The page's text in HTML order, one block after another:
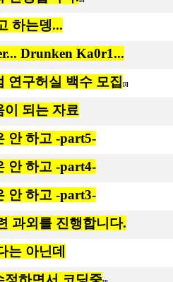
하는뎅...
Drunken Ka0r1...
연구허실 백수 모집 [1]
이 되는 자료
안 하고 -part5-
안 하고 -part4-
안 하고 -part3-
과외를 진행합니다.
는 아닌데